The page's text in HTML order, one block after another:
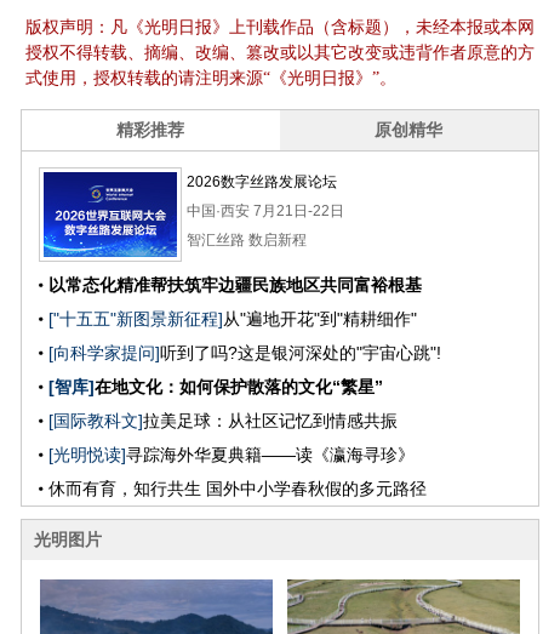
版权声明：凡《光明日报》上刊载作品（含标题），未经本报或本网
授权不得转载、摘编、改编、篡改或以其它改变或违背作者原意的方
式使用，授权转载的请注明来源“《光明日报》”。